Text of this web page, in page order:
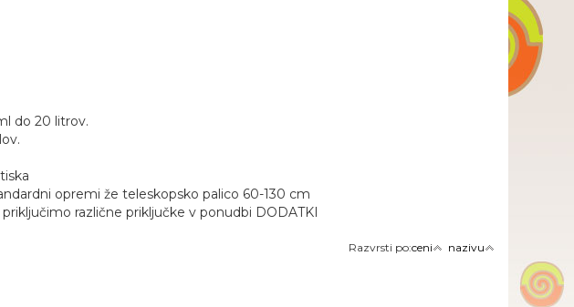
do 20 litrov.
opremi že teleskopsko palico 60-130 cm
različne priključke v ponudbi DODATKI
Razvrsti po:ceni nazivu